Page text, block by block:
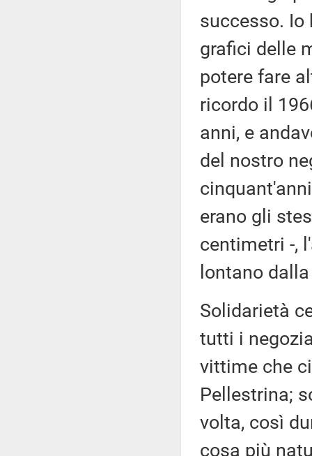
successo.
grafici delle
potere fare
ricordo il
anni, e
del nostro
erano gli
centimetri -,
lontano
Solidarietà
tutti i
vittime che
Pellestrina;
volta, così
cosa più